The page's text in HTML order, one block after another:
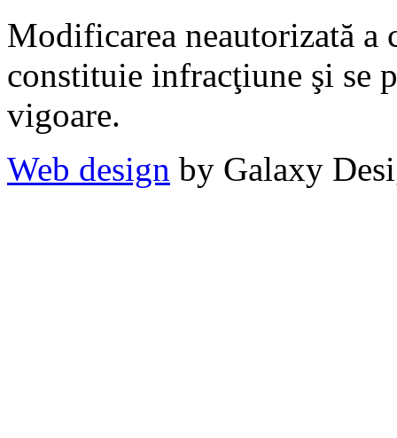
Modificarea neautorizată a
constituie infracţiune şi se
vigoare.
Web design by Galaxy